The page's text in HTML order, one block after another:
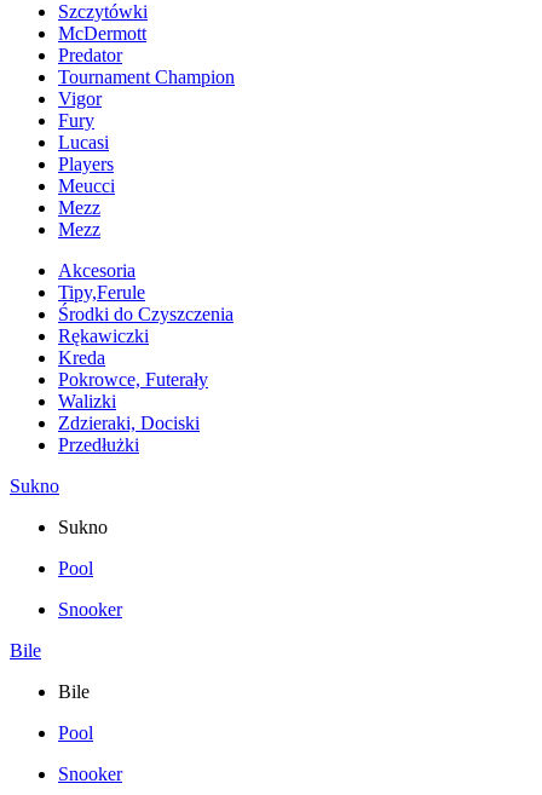
Szczytówki
McDermott
Predator
Tournament Champion
Vigor
Fury
Lucasi
Players
Meucci
Mezz
Mezz
Akcesoria
Tipy,Ferule
Środki do Czyszczenia
Rękawiczki
Kreda
Pokrowce, Futerały
Walizki
Zdzieraki, Dociski
Przedłużki
Sukno
Sukno
Pool
Snooker
Bile
Bile
Pool
Snooker